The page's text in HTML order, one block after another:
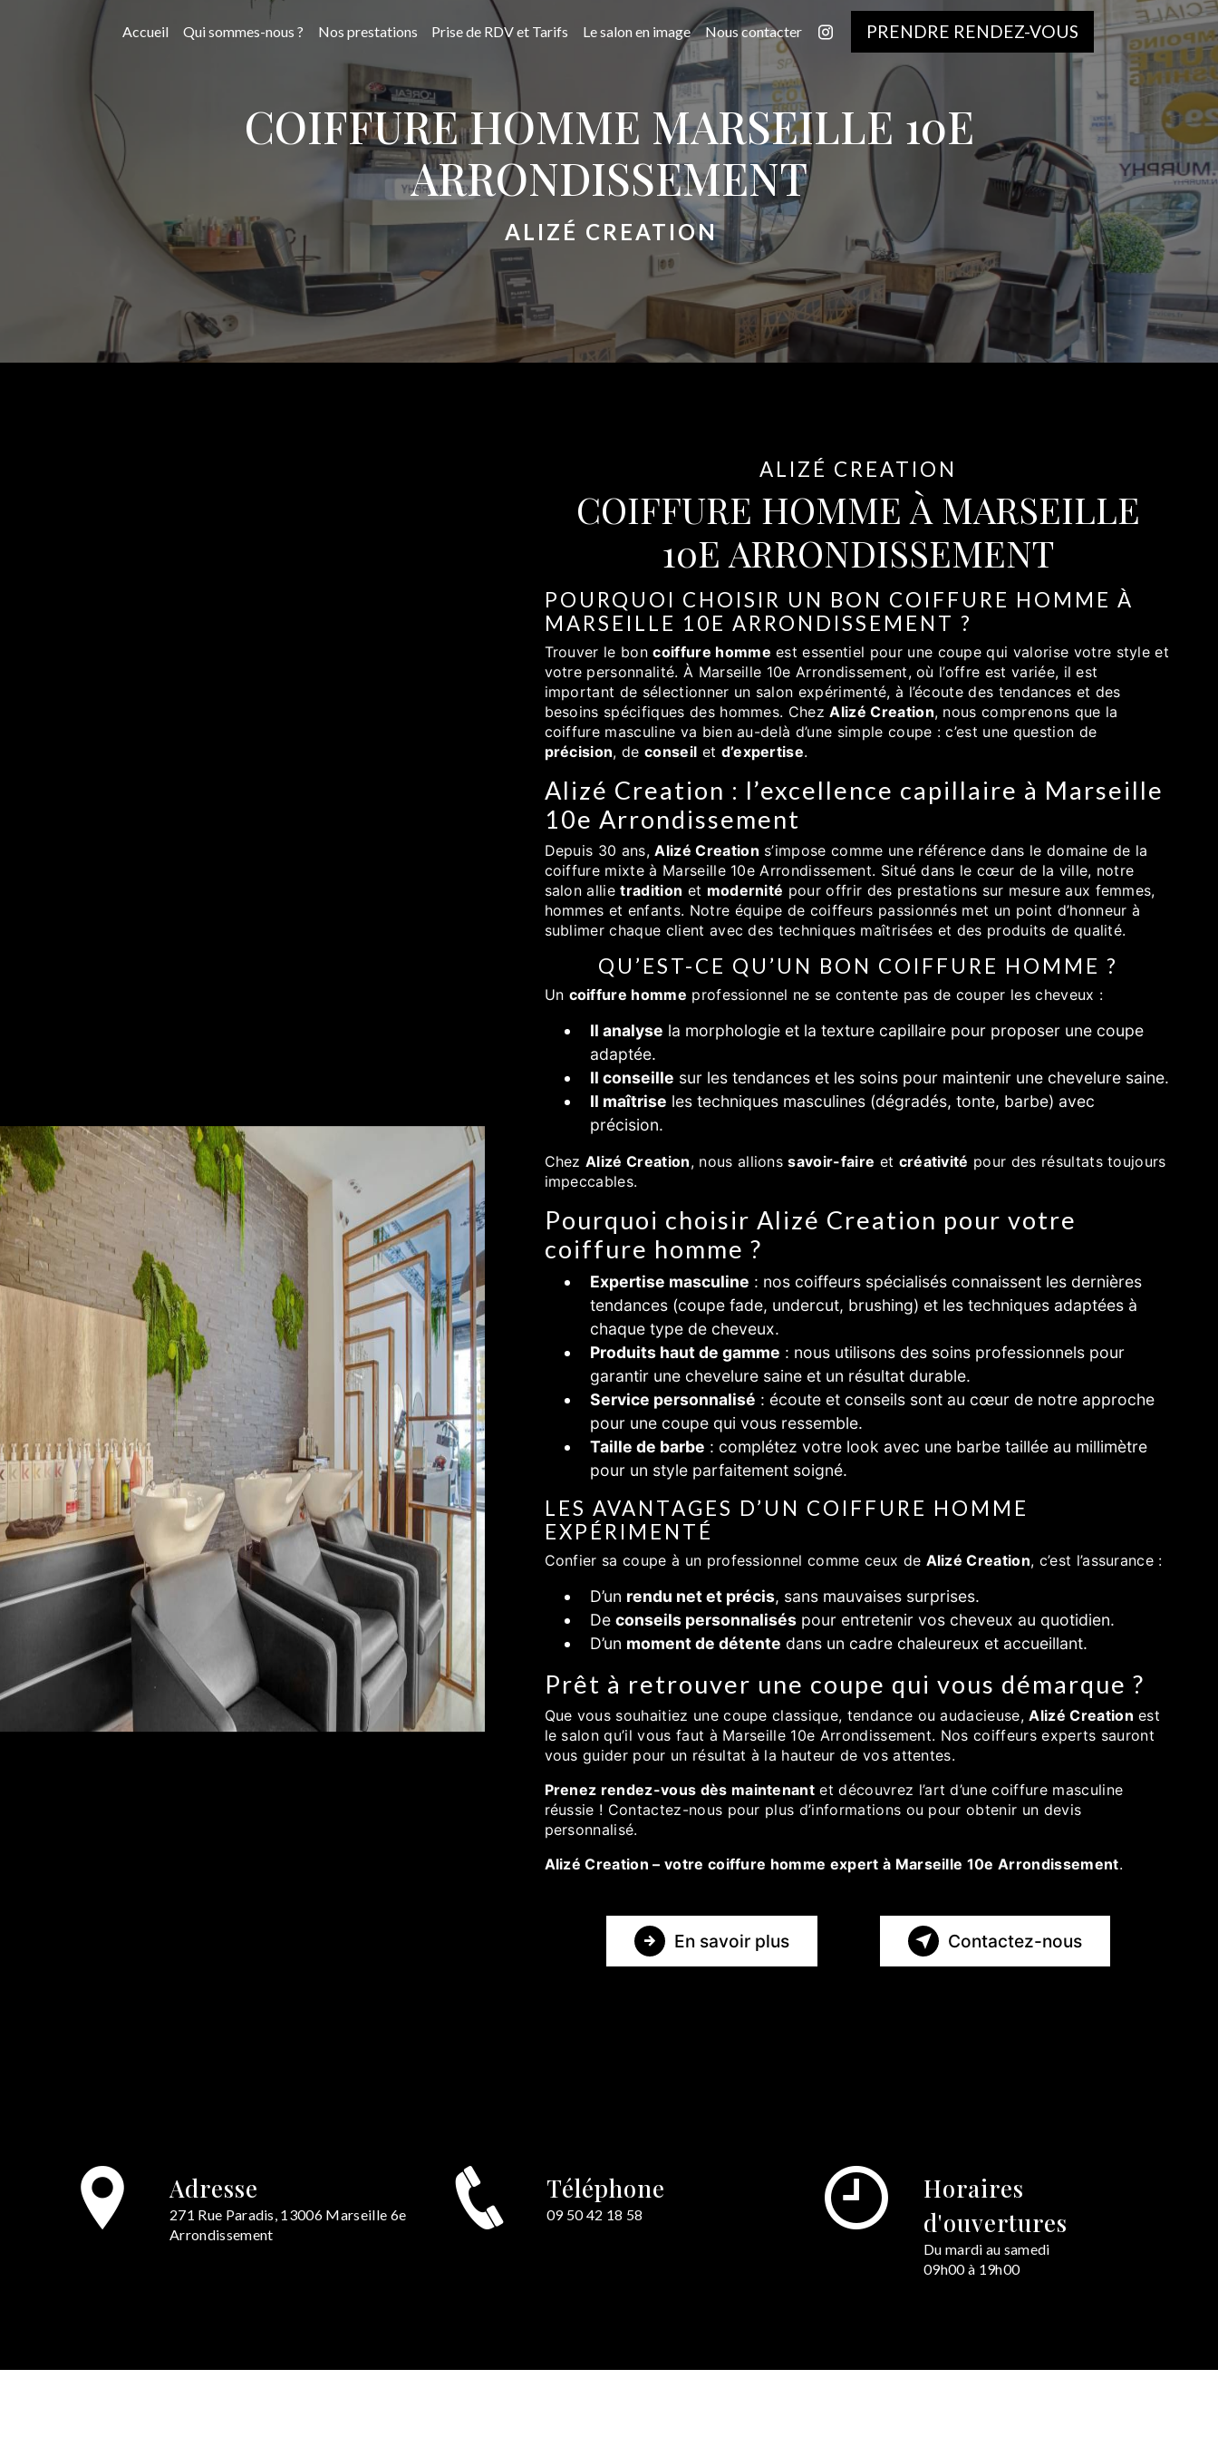
Accueil Qui sommes-nous ? Nos prestations Prise de RDV et Tarifs Le salon en image Nous contacter PRENDRE RENDEZ-VOUS
COIFFURE HOMME MARSEILLE 10E
ARRONDISSEMENT
ALIZÉ CREATION
ALIZÉ CREATION
COIFFURE HOMME À MARSEILLE
10E ARRONDISSEMENT
POURQUOI CHOISIR UN BON COIFFURE HOMME À
MARSEILLE 10E ARRONDISSEMENT ?
Trouver le boncoiffure homme est essentiel pour une coupe qui valorise votre style et
votre personnalité. À Marseille 10e Arrondissement, où l’offre est variée, il est
important de sélectionner un salon expérimenté, à l’écoute des tendances et des
besoins spécifiques des hommes. ChezAlizé Creation, nous comprenons que la
coiffure masculine va bien au-delà d’une simple coupe : c’est une question de
précision, deconseil et d’expertise.
Alizé Creation : l’excellence capillaire à Marseille
10e Arrondissement
Depuis 30 ans,Alizé Creation s’impose comme une référence dans le domaine de la
coiffure mixte à Marseille 10e Arrondissement. Situé dans le cœur de la ville, notre
salon allietradition et modernité pour offrir des prestations sur mesure aux femmes,
hommes et enfants. Notre équipe de coiffeurs passionnés met un point d’honneur à
sublimer chaque client avec des techniques maîtrisées et des produits de qualité.
QU’EST-CE QU’UN BON COIFFURE HOMME ?
Un coiffure homme professionnel ne se contente pas de couper les cheveux :
Il analyse la morphologie et la texture capillaire pour proposer une coupe
adaptée.
Il conseille sur les tendances et les soins pour maintenir une chevelure saine.
Il maîtrise les techniques masculines (dégradés, tonte, barbe) avec
précision.
ChezAlizé Creation, nous allionssavoir-faire et créativité pour des résultats toujours
impeccables.
Pourquoi choisir Alizé Creation pour votre
coiffure homme ?
Expertise masculine : nos coiffeurs spécialisés connaissent les dernières
tendances (coupe fade, undercut, brushing) et les techniques adaptées à
chaque type de cheveux.
Produits haut de gamme : nous utilisons des soins professionnels pour
garantir une chevelure saine et un résultat durable.
Service personnalisé : écoute et conseils sont au cœur de notre approche
pour une coupe qui vous ressemble.
Taille de barbe : complétez votre look avec une barbe taillée au millimètre
pour un style parfaitement soigné.
LES AVANTAGES D’UN COIFFURE HOMME
EXPÉRIMENTÉ
Confier sa coupe à un professionnel comme ceux de Alizé Creation, c’est l’assurance :
D’un rendu net et précis, sans mauvaises surprises.
De conseils personnaliséspour entretenir vos cheveux au quotidien.
D’un moment de détente dans un cadre chaleureux et accueillant.
Prêt à retrouver une coupe qui vous démarque ?
Que vous souhaitiez une coupe classique, tendance ou audacieuse,Alizé Creation est
le salon qu’il vous faut à Marseille 10e Arrondissement. Nos coiffeurs experts sauront
vous guider pour un résultat à la hauteur de vos attentes.
Prenez rendez-vous dès maintenant et découvrez l’art d’une coiffure masculine
réussie ! Contactez-nous pour plus d’informations ou pour obtenir un devis
personnalisé.
Alizé Creation – votre coiffure homme expert à Marseille 10e Arrondissement.
En savoir plus Contactez-nous
Adresse
271 Rue Paradis, 13006 Marseille 6e
Arrondissement
Téléphone
09 50 42 18 58
Horaires
d'ouvertures
Du mardi au samedi
09h00 à 19h00
Panneau de gestion des cookies